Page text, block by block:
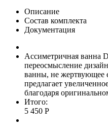
Описание
Состав комплекта
Документация
Ассиметричная ванна
переосмысление
ванны, не жертвующее
предлагает
благодаря
Итого:
5 450 Р